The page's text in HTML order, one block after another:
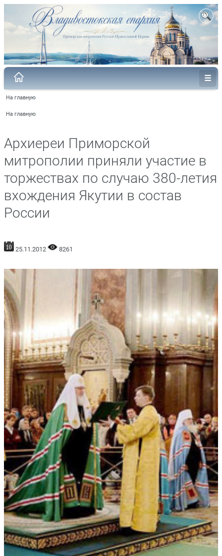
На главную
На главную
Архиереи Приморской
митрополии приняли участие в
торжествах по случаю 380-летия
вхождения Якутии в состав
России
25.11.2012 8261